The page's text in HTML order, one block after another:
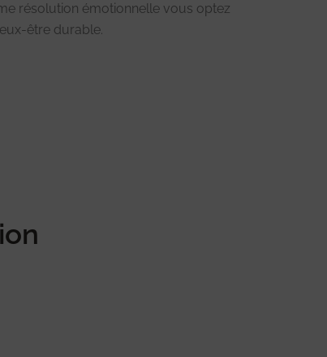
résolution émotionnelle vous optez
être durable.